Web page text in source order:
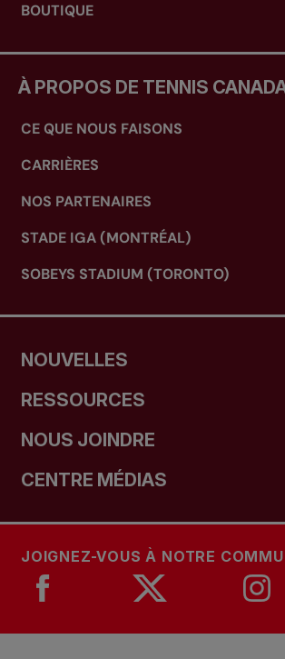
BOUTIQUE
À PROPOS DE TENNIS
CE QUE NOUS FAISONS
CARRIÈRES
NOS PARTENAIRES
STADE IGA (MONTRÉAL)
SOBEYS STADIUM (TORONTO)
NOUVELLES
RESSOURCES
NOUS JOINDRE
CENTRE MÉDIAS
JOIGNEZ-VOUS À NOTRE